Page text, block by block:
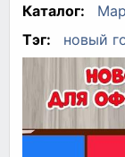
Каталог:
Тэг:
новый